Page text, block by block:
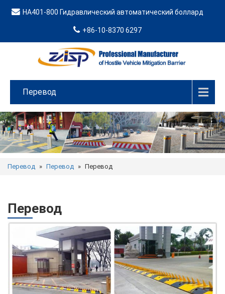
HA401-800 Гидравлический автоматический боллард
+86-10-8370 6297
Перевод
Перевод » Перевод » Перевод
Перевод